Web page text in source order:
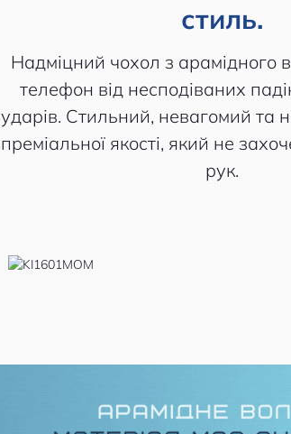
стиль.
Надміцний чохол з арамідного
телефон від несподіваних
ударів. Стильний, невагомий та
преміальної якості, який не
рук.